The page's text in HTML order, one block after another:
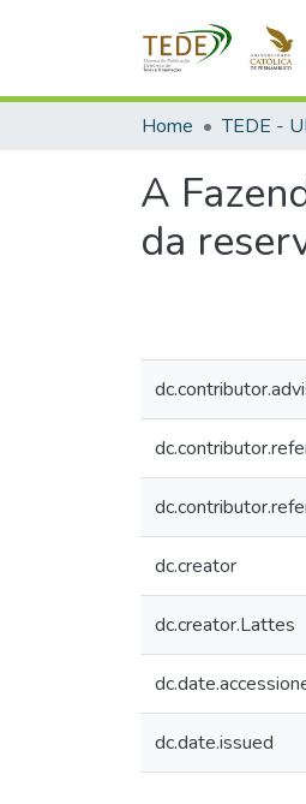
Home TEDE -
A
da
dc.creator
dc.creator.Lattes
dc.date.issued